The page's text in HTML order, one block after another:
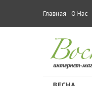
Главная О Нас